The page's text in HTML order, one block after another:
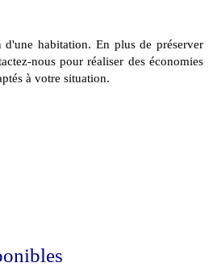
habitation. En plus de préserver
nous pour réaliser des économies
à votre situation.